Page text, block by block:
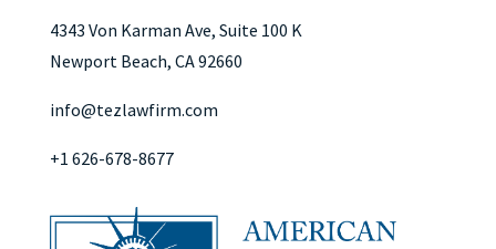
4343 Von Karman Ave, Suite 100 K
Newport Beach, CA 92660
info@tezlawfirm.com
+1 626-678-8677